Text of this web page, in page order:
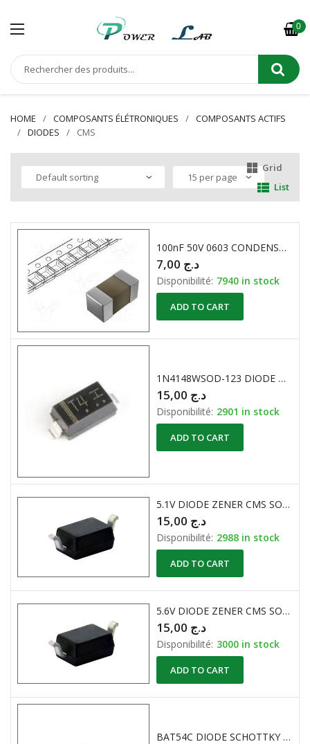
0
HOME COMPOSANTS ÉLÉTRONIQUES
COMPOSANTS ACTIFS
DIODES
CMS
Grid
List
100nF 50V 0603 CONDENSATEUR CERAMIQUE CMS
د.ج
Disponibilité: 7940 in stock
ADD TO CART
1N4148WSOD-123 DIODE DE SIGNAL 75V 150mA
د.ج
Disponibilité: 2901 in stock
ADD TO CART
5.1V DIODE ZENER CMS SOD323
د.ج
Disponibilité: 2988 in stock
ADD TO CART
5.6V DIODE ZENER CMS SOD323
د.ج
Disponibilité: 3000 in stock
ADD TO CART
BAT54C DIODE SCHOTTKY DOUBLE SOT-23, 30V, 0.2A